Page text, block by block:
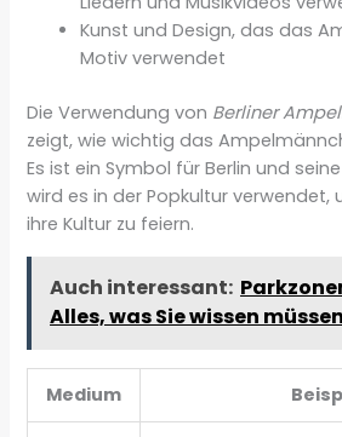
Kunst und Design, das das
Motiv verwendet
Die Verwendung von Berliner
zeigt, wie wichtig das
Es ist ein Symbol für Berlin und
wird es in der Popkultur verwendet,
ihre Kultur zu feiern.
Auch interessant:
Alles, was Sie wissen müssen
Medium